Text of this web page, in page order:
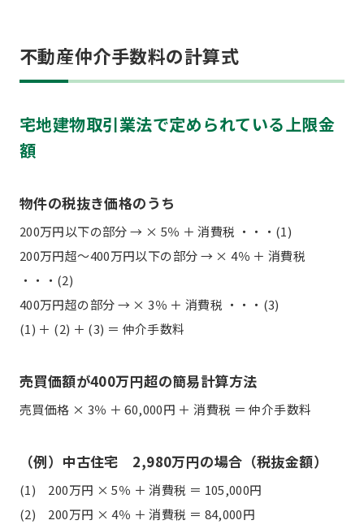
不動産仲介手数料の計算式
宅地建物取引業法で定められている上限金
額
物件の税抜き価格のうち
200万円以下の部分 → × 5％ ＋ 消費税 ・・・(1)
200万円超～400万円以下の部分 → × 4％ ＋ 消費税
・・・(2)
400万円超の部分 → × 3％ ＋ 消費税 ・・・(3)
(1) ＋ (2) ＋ (3) ＝ 仲介手数料
売買価額が400万円超の簡易計算方法
売買価格 × 3％ ＋ 60,000円 ＋ 消費税 ＝ 仲介手数料
（例）中古住宅 2,980万円の場合（税抜金額）
(1) 200万円 × 5％ ＋ 消費税 ＝ 105,000円
(2) 200万円 × 4％ ＋ 消費税 ＝ 84,000円